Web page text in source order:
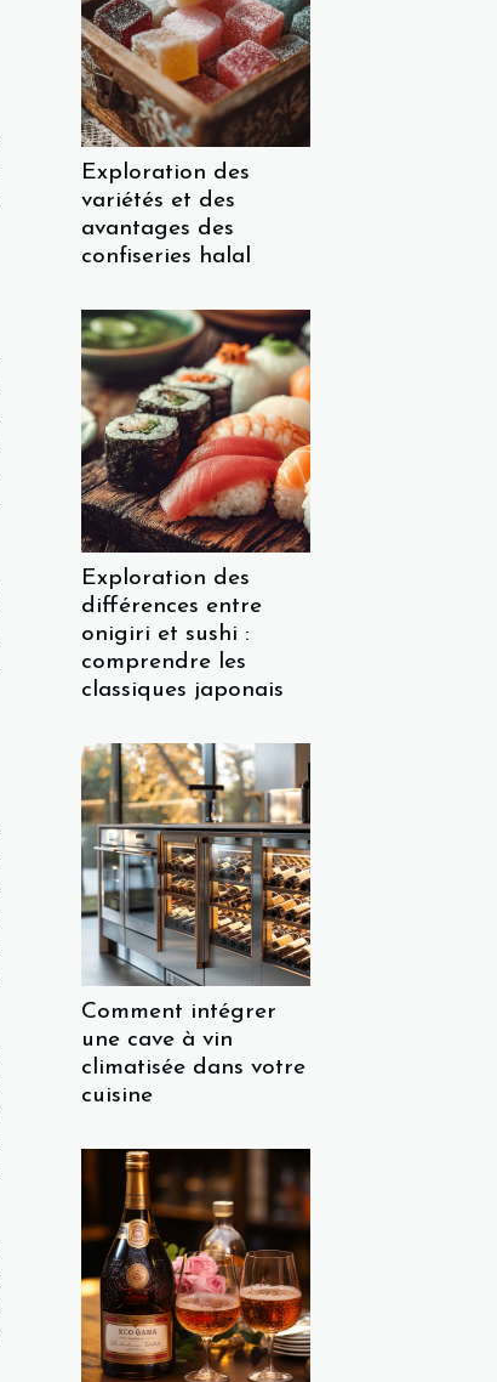
Exploration des
variétés et des
avantages des
confiseries halal
Exploration des
différences entre
onigiri et sushi :
comprendre les
classiques japonais
Comment intégrer
une cave à vin
climatisée dans votre
cuisine